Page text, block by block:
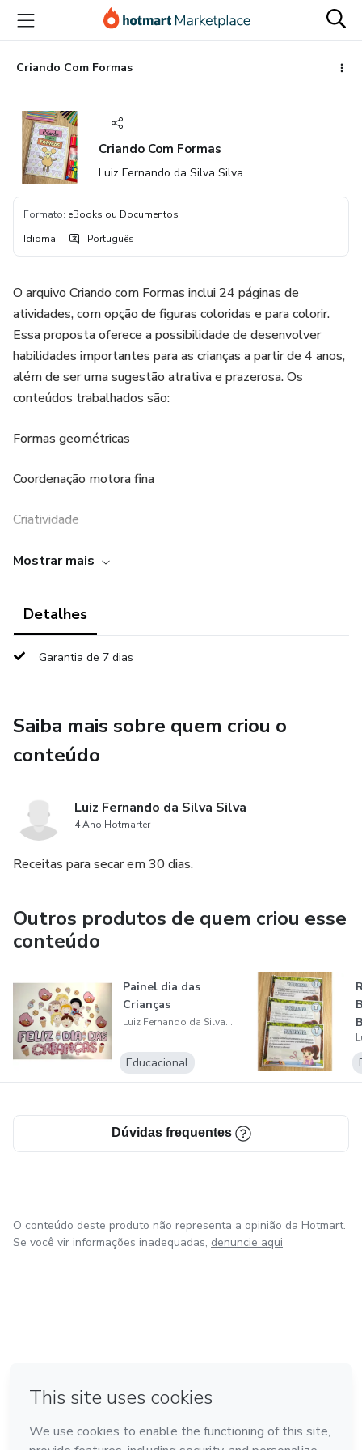
para
conteúdo
principal
para
pagamento
para
rodapéCriando Com Formas
Criando Com Formas
Luiz Fernando da Silva Silva
Formato: eBooks ou Documentos
Idioma: Português
O arquivo Criando com Formas inclui 24 páginas de
atividades, com opção de figuras coloridas e para colorir.
Essa proposta oferece a possibilidade de desenvolver
habilidades importantes para as crianças a partir de 4 anos,
além de ser uma sugestão atrativa e prazerosa. Os
conteúdos trabalhados são:
Formas geométricas
Coordenação motora fina
Criatividade
Noção espacial
Autonomia
Mostrar mais
Detalhes
Garantia de 7 dias
Saiba mais sobre quem criou o
conteúdo
Luiz Fernando da Silva Silva
4 Ano Hotmarter
Receitas para secar em 30 dias.
Outros produtos de quem criou esse
conteúdo
Painel dia das
Crianças
Luiz Fernando da Silva Silva
Educacional
Dúvidas frequentes
O conteúdo deste produto não representa a opinião da Hotmart.
Se você vir informações inadequadas, denuncie aqui
Feito com ❤ na Cidade do México